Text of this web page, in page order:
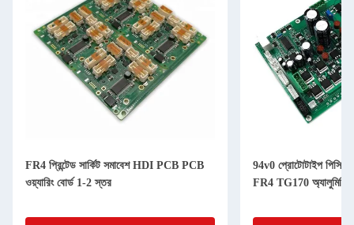
FR4 প্রিন্টেড সার্কিট সমাবেশ HDI PCB PCB
ওয়্যারিং বোর্ড 1-2 স্তর
94v0 প্রোটোটাইপ পিসিবিএ
FR4 TG170 অ্যালুমিনিয়াম